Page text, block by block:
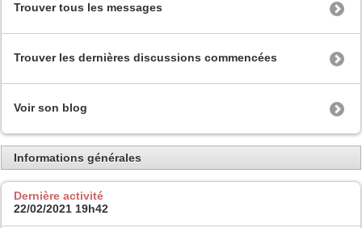
Trouver tous les messages
Trouver les dernières discussions commencées
Voir son blog
Informations générales
Dernière activité
22/02/2021 19h42